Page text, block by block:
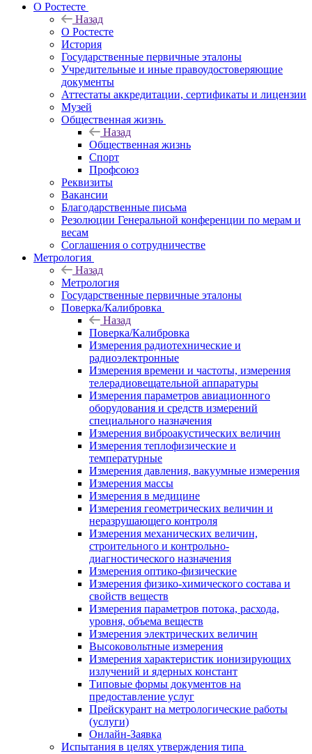
О Ростесте
Назад
О Ростесте
История
Государственные первичные эталоны
Учредительные и иные правоудостоверяющие
документы
Аттестаты аккредитации, сертификаты и лицензии
Музей
Общественная жизнь
Назад
Общественная жизнь
Спорт
Профсоюз
Реквизиты
Вакансии
Благодарственные письма
Резолюции Генеральной конференции по мерам и
весам
Соглашения о сотрудничестве
Метрология
Назад
Метрология
Государственные первичные эталоны
Поверка/Калибровка
Назад
Поверка/Калибровка
Измерения радиотехнические и
радиоэлектронные
Измерения времени и частоты, измерения
телерадиовещательной аппаратуры
Измерения параметров авиационного
оборудования и средств измерений
специального назначения
Измерения виброакустических величин
Измерения теплофизические и
температурные
Измерения давления, вакуумные измерения
Измерения массы
Измерения в медицине
Измерения геометрических величин и
неразрушающего контроля
Измерения механических величин,
строительного и контрольно-
диагностического назначения
Измерения оптико-физические
Измерения физико-химического состава и
свойств веществ
Измерения параметров потока, расхода,
уровня, объема веществ
Измерения электрических величин
Высоковольтные измерения
Измерения характеристик ионизирующих
излучений и ядерных констант
Типовые формы документов на
предоставление услуг
Прейскурант на метрологические работы
(услуги)
Онлайн-Заявка
Испытания в целях утверждения типа